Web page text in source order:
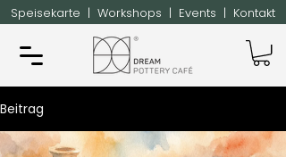
Speisekarte | Workshops | Events | Kontakt
Beitrag